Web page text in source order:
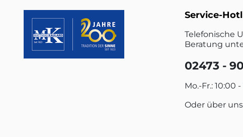
Service-
Telefonische
Beratung
02473 - 90
Mo.-Fr.: 10:00
Oder über